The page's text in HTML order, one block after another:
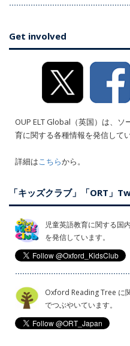
Get involved
OUP ELT Global（英国）は、
育に関する各種情報を発信してい
詳細はこちらから。
「キッズクラブ」「ORT」
児童英語教育に関する国
を発信しています。
Oxford Reading Tree に
でつぶやいています。